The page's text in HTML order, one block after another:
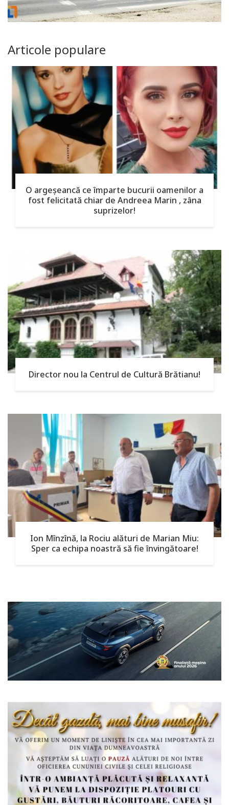
Articole populare
O argeşeancă ce împarte bucurii oamenilor a
fost felicitată chiar de Andreea Marin , zâna
suprizelor!
Director nou la Centrul de Cultură Brătianu!
Ion Mînzînă, la Rociu alături de Marian Miu:
Sper ca echipa noastră să fie învingătoare!